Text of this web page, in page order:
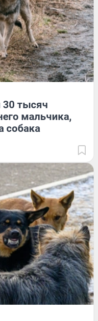
30 тысяч
мальчика,
собака